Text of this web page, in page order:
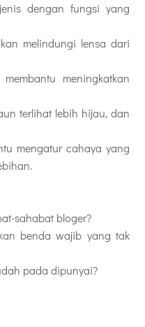
dengan fungsi yang
melindungi lensa dari
meningkatkan
terlihat lebih hijau, dan
mengatur cahaya yang
sahabat bloger?
benda wajib yang tak
pada dipunyai?